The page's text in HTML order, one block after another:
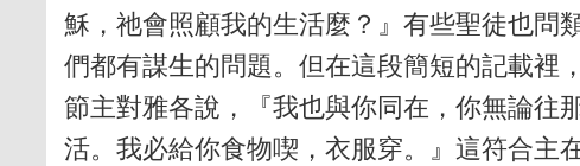
穌，祂會照顧我的生活麼？』有些聖徒也問
們都有謀生的問題。但在這段簡短的記載裡
節主對雅各說，『我也與你同在，你無論往
活。我必給你食物喫，衣服穿。』這符合主